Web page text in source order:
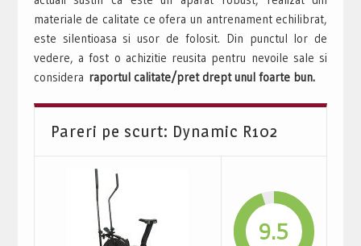
materiale de calitate ce ofera un antrenament echilibrat,
este silentioasa si usor de folosit. Din punctul lor de
vedere, a fost o achizitie reusita pentru nevoile sale si
considera raportul calitate/pret drept unul foarte bun.
Pareri pe scurt: Dynamic R102
9.5